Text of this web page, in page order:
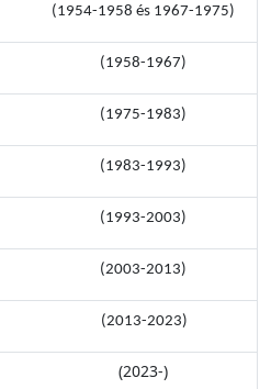
(1954-1958 és 1967-1975)
(1958-1967)
(1975-1983)
(1983-1993)
(1993-2003)
(2003-2013)
(2013-2023)
(2023-)